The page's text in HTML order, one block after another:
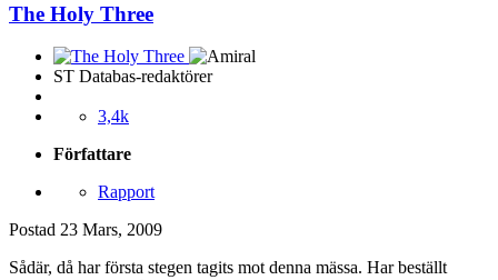
The Holy Three
ST Databas-redaktörer
3,4k
Författare
Rapport
Postad 23 Mars, 2009
Sådär, då har första stegen tagits mot denna mässa. Har beställt